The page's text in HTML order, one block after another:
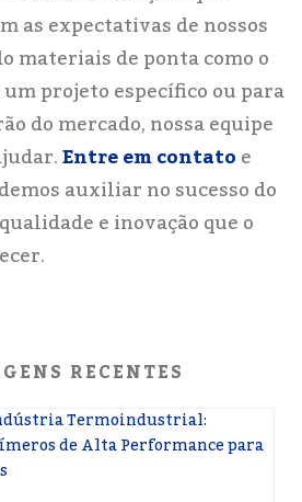
as expectativas de nossos
materiais de ponta como o
projeto específico ou para
do mercado, nossa equipe
Entre em contatoe
auxiliar no sucesso do
e inovação que o
RECENTES